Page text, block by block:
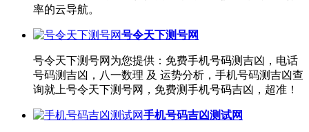
率的云导航。
号令天下测号网
号令天下测号网为您提供：免费手机号码测吉凶，电话
号码测吉凶，八一数理 及 运势分析，手机号码测吉凶查
询就上号令天下测号网，免费测手机号码吉凶，超准！
手机号码吉凶测试网